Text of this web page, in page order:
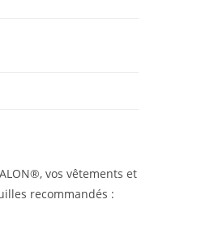
vos vêtements et
recommandés :